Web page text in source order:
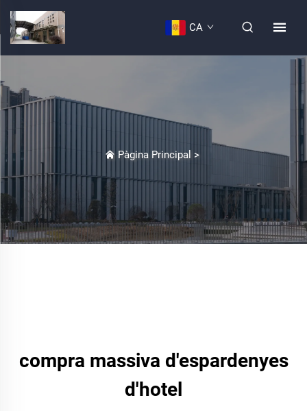
CA
Pàgina Principal >
compra massiva d'espardenyes
d'hotel